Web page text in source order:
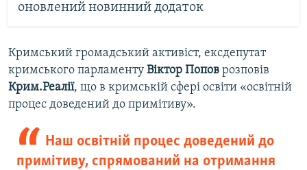
оновлений новинний додаток
Кримський громадський активіст, ексдепутат
кримського парламенту Віктор Попов розповів
Крим.Реалії, що в кримській сфері освіти «освітній
процес доведений до примітиву».
Наш освітній процес доведений до
примітиву, спрямований на отримання